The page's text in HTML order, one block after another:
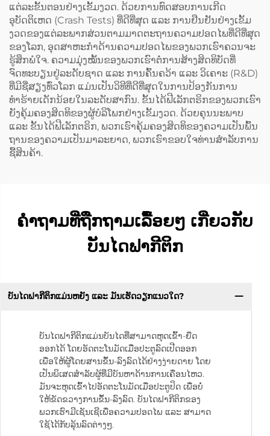
ແຕ່ລະຂັ້ນຕອນຢ່າງເຂັ້ມງວດ. ດ້ວຍການທົດສອບການເກີດ
ອຸບັດຕິເຫດ (Crash Tests) ທີ່ດີທີ່ສຸດ ແລະ ການຢືນຢັນຢ່າງເຂັ້ມ
ງວດຂອງແຕ່ລະພາກສ່ວນຕາມມາດຕະຖານຄວາມປອດໄພທີ່ດີທີ່ສຸດ
ຂອງໂລກ, ອຸດສາຫະກຳດ້ານຄວາມປອດໄພຂອງພວກເຮົາຄວນຈະ
ຮູ້ສຶກພໍໃຈ. ຄວາມມຸ່ງໝັ້ນຂອງພວກເຮົາຕໍ່ການສ້າງສິດທິບັດທີ່
ຈົດທະບຽນຢູ່ລະດັບຊາດ ແລະ ການຄົ້ນຄວ້າ ແລະ ວິເຄາະ (R&D)
ທີ່ມີຊື່ສຽງທົ່ວໂລກ ແມ່ນເປັນວິທີທີ່ດີທີ່ສຸດໃນການປ້ອງກັນການ
ທຳຮ້າຍເດັກນ້ອຍໃນລະດັບສາກົນ. ຂັ້ນໄດ້ຟີເລັກຕຣິກຂອງພວກເຮົາ
ຍັງຄຸ້ມຄອງສິດທິຂອງຜູ້ບໍລິໂພກຢ່າງເຂັ້ມງວດ. ດ້ວຍຄຸນນະພາບ
ແລະ ຂັ້ນໄດ້ຟີເລັກຕຣິກ, ພວກເຮົາຄຸ້ມຄອງສິດທິຂອງຄວາມເປັນພົ້ນ
ຖານຂອງຄວາມເປັນມາລະຍາດ, ພວກເຮົາຂອບໃຈທ່ານສຳລັບການ
ຊື້ສິນຄ້າ.
ຄຳຖາມທີ່ຖືກຖາມເລື້ອຍໆ ເກີ່ຍວກັບ
ບັນໄດຟາກີຕິກ
ບັນໄດຟາກີຕິກແມ່ນຫຍັງ ແລະ ມັນເຮັດວຽກແນວໃດ?
ບັນໄດຟາກີຕິກແມ່ນບັນໄດທີ່ສາມາດຫຸດເຂົ້າ-ຍືດ
ອອກໄດ້ ໂດຍອັດຕະໂນມັດເມື່ອປະຕູລົດເປີດອອກ
ເພື່ອໃຫ້ຜູ້ໂດຍສານຂຶ້ນ-ລົງລົດໄດ້ຢ່າງງ່າຍດາຍ ໂດຍ
ເປັນພິເສດສຳລັບຜູ້ທີ່ມີບັນຫາດ້ານການເຄື່ອນໄຫວ.
ມັນຈະຫຸດເຂົ້າໄປອັດຕະໂນມັດເມື່ອປະຕູປິດ ເພື່ອບໍ່
ໃຫ້ຂັດຂວາງການຂຶ້ນ-ລົງລົດ. ບັນໄດຟາກີຕິກຂອງ
ພວກເຮົາມີເຊັນເຊີເພື່ອຄວາມປອດໄພ ແລະ ສາມາດ
ໃຊ້ໄດ້ກັບລຸ້ນລົດຕ່າງໆ.